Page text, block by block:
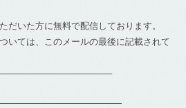
だいた方に無料で配信しております。
いては、このメールの最後に記載されて